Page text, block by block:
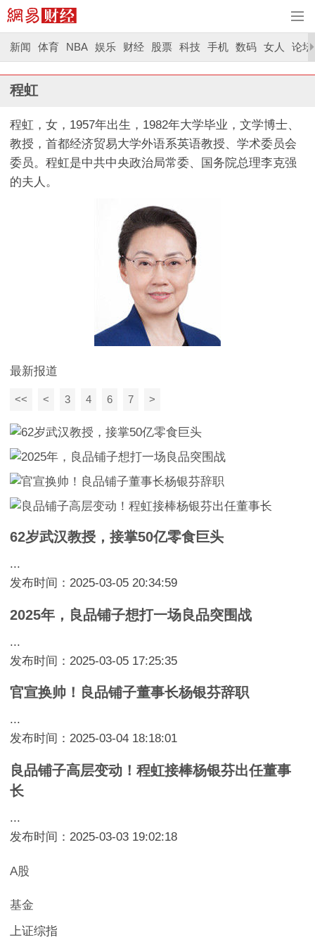
新闻 体育 NBA 娱乐 财经 股票 科技 手机 数码 女人 论坛
程虹
程虹，女，1957年出生，1982年大学毕业，文学博士、
教授，首都经济贸易大学外语系英语教授、学术委员会
委员。程虹是中共中央政治局常委、国务院总理李克强
的夫人。
最新报道
<< < 3 4 6 7 >
62岁武汉教授，接掌50亿零食巨头
...
发布时间：2025-03-05 20:34:59
2025年，良品铺子想打一场良品突围战
...
发布时间：2025-03-05 17:25:35
官宣换帅！良品铺子董事长杨银芬辞职
...
发布时间：2025-03-04 18:18:01
良品铺子高层变动！程虹接棒杨银芬出任董事
长
...
发布时间：2025-03-03 19:02:18
A股
基金
上证综指